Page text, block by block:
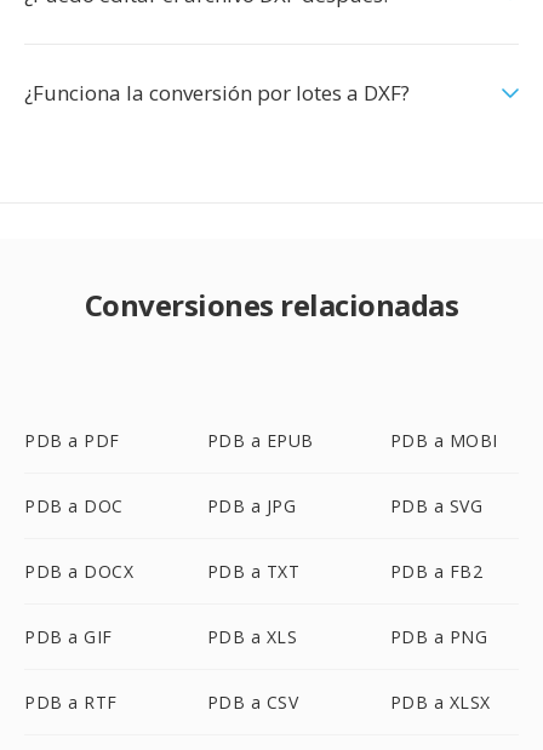
¿Funciona la conversión por lotes a DXF?
Conversiones relacionadas
PDB a PDF PDB a EPUB PDB a MOBI
PDB a DOC PDB a JPG PDB a SVG
PDB a DOCX PDB a TXT PDB a FB2
PDB a GIF PDB a XLS PDB a PNG
PDB a RTF PDB a CSV PDB a XLSX